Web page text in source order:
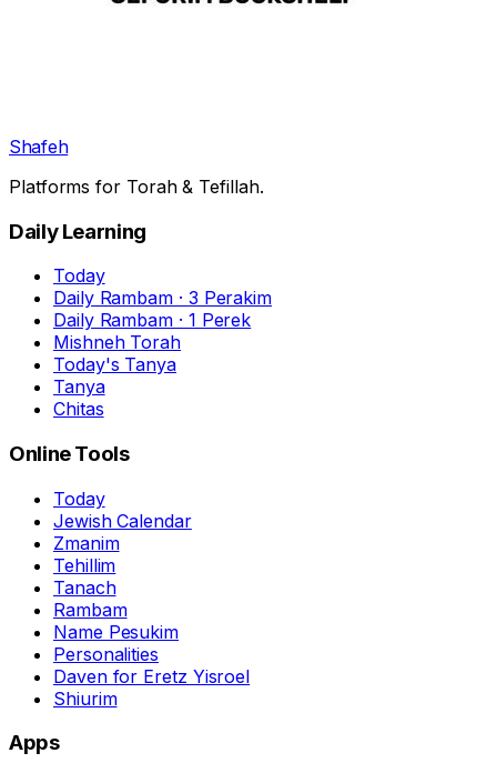
Shafeh
Platforms for Torah & Tefillah.
Daily Learning
Today
Daily Rambam · 3 Perakim
Daily Rambam · 1 Perek
Mishneh Torah
Today's Tanya
Tanya
Chitas
Online Tools
Today
Jewish Calendar
Zmanim
Tehillim
Tanach
Rambam
Name Pesukim
Personalities
Daven for Eretz Yisroel
Shiurim
Apps